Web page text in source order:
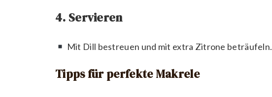
4. Servieren
Mit Dill bestreuen und mit extra Zitrone beträufeln.
Tipps für perfekte Makrele